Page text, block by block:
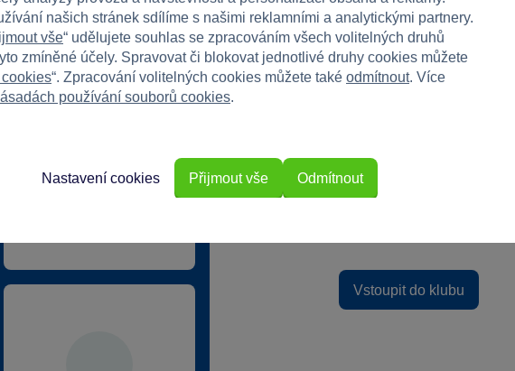
40 kamenných prodejen
Speciální klubové ceny
Exkluzivní nabídky od partnerů
Vstoupit do klubu
našich stránek sdílíme s našimi reklamními a analytickými partnery.
vše“ udělujete souhlas se zpracováním všech volitelných druhů
zmíněné účely. Spravovat či blokovat jednotlivé druhy cookies můžete
“. Zpracování volitelných cookies můžete také odmítnout. Více
používání souborů cookies.
Odmítnout
Nastavení cookies Přijmout vše